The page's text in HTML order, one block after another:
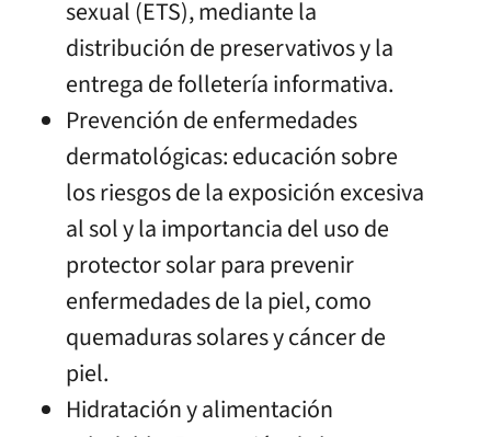
sexual (ETS), mediante la
distribución de preservativos y la
entrega de folletería informativa.
Prevención de enfermedades
dermatológicas: educación sobre
los riesgos de la exposición excesiva
al sol y la importancia del uso de
protector solar para prevenir
enfermedades de la piel, como
quemaduras solares y cáncer de
piel.
Hidratación y alimentación